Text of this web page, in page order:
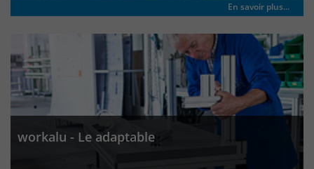
En savoir plus...
workalu - Le adaptable